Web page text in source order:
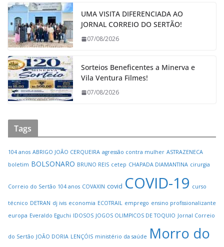
UMA VISITA DIFERENCIADA AO
JORNAL CORREIO DO SERTÃO!
07/08/2026
Sorteios Beneficentes a Minerva e
Vila Ventura Filmes!
07/08/2026
Tags
104 anos ABRIGO JOÃO CERQUEIRA agressão contra mulher ASTRAZENECA
boletim BOLSONARO BRUNO REIS cetep CHAPADA DIAMANTINA cirurgia
Correio do Sertão 104 anos COVAXIN covid COVID-19 curso
técnico DETRAN dj ivis economia ECOTRAIL emprego ensino profissionalizante
europa Everaldo Eguchi IDOSOS JOGOS OLIMPICOS DE TOQUIO Jornal Correio
do Sertão JOÃO DORIA LENÇÓIS ministério da saúde Morro do